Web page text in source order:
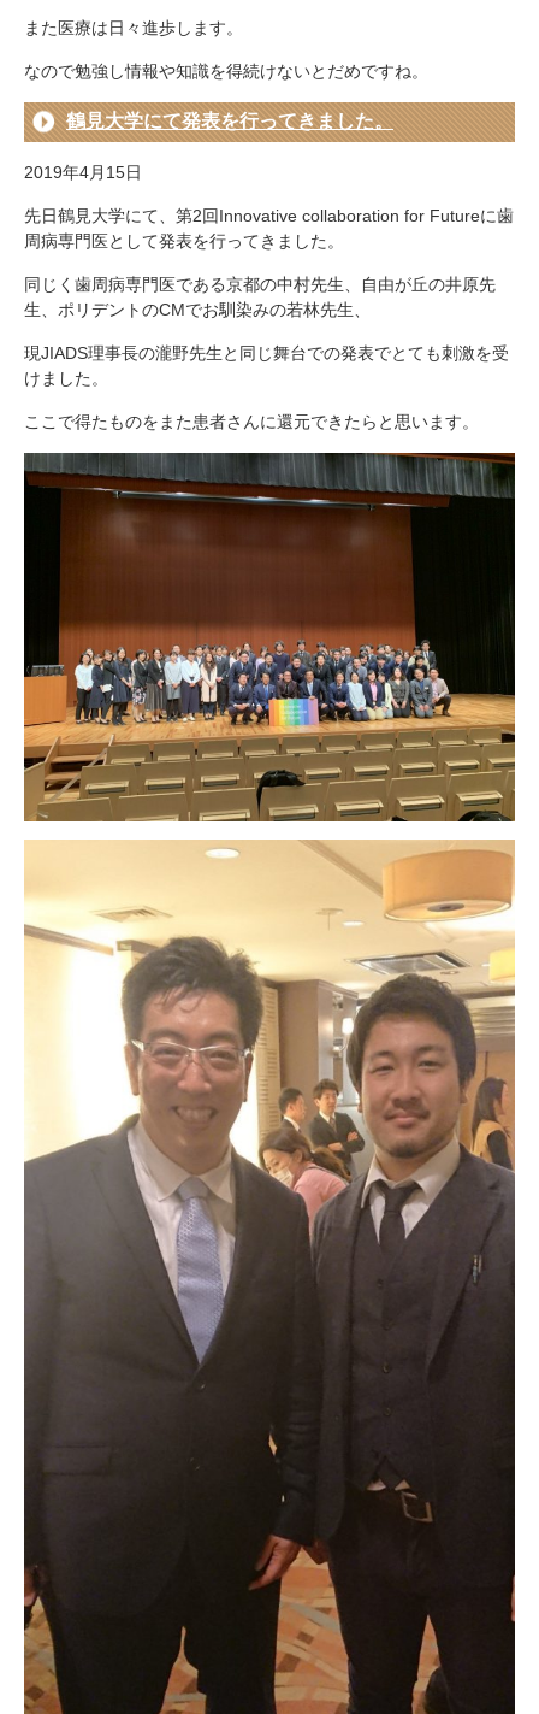
また医療は日々進歩します。
なので勉強し情報や知識を得続けないとだめですね。
鶴見大学にて発表を行ってきました。
2019年4月15日
先日鶴見大学にて、第2回Innovative collaboration for Futureに歯
周病専門医として発表を行ってきました。
同じく歯周病専門医である京都の中村先生、自由が丘の井原先
生、ポリデントのCMでお馴染みの若林先生、
現JIADS理事長の瀧野先生と同じ舞台での発表でとても刺激を受
けました。
ここで得たものをまた患者さんに還元できたらと思います。